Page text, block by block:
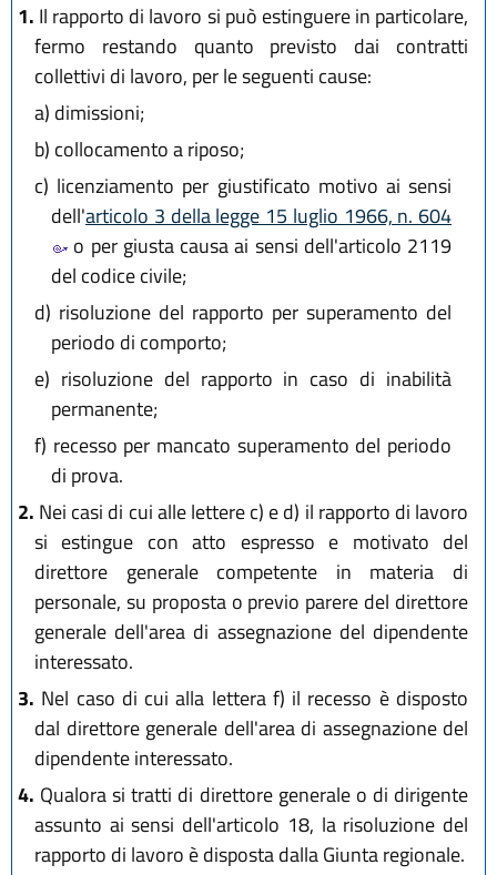
1. Il rapporto di lavoro si può estinguere in particolare,
fermo restando quanto previsto dai contratti
collettivi di lavoro, per le seguenti cause:
a) dimissioni;
b) collocamento a riposo;
c) licenziamento per giustificato motivo ai sensi
dell'articolo 3 della legge 15 luglio 1966, n. 604
o per giusta causa ai sensi dell'articolo 2119
del codice civile;
d) risoluzione del rapporto per superamento del
periodo di comporto;
e) risoluzione del rapporto in caso di inabilità
permanente;
f) recesso per mancato superamento del periodo
di prova.
2. Nei casi di cui alle lettere c) e d) il rapporto di lavoro
si estingue con atto espresso e motivato del
direttore generale competente in materia di
personale, su proposta o previo parere del direttore
generale dell'area di assegnazione del dipendente
interessato.
3. Nel caso di cui alla lettera f) il recesso è disposto
dal direttore generale dell'area di assegnazione del
dipendente interessato.
4. Qualora si tratti di direttore generale o di dirigente
assunto ai sensi dell'articolo 18, la risoluzione del
rapporto di lavoro è disposta dalla Giunta regionale.